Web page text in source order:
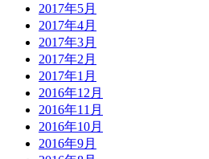
2017年5月
2017年4月
2017年3月
2017年2月
2017年1月
2016年12月
2016年11月
2016年10月
2016年9月